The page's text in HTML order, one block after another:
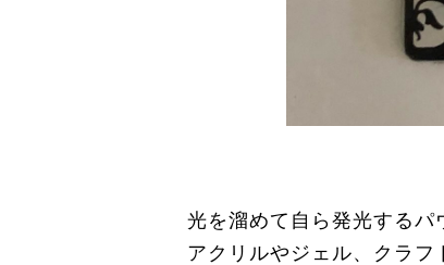
光を溜めて自ら発光するパ
アクリルやジェル、クラフ